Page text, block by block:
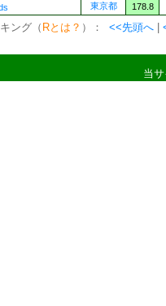
東京都 178.8
ング（ Rとは？ ）： <<先頭へ
当